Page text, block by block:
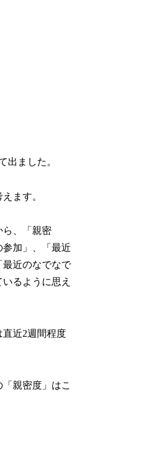
出ました。
ます。
ら、「親密
加」、「最近
近のなでなで
るように思え
直近2週間程度
親密度」はこ